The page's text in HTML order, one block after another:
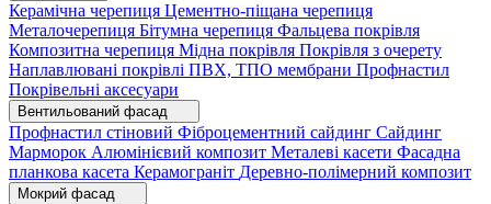
Керамічна черепиця Цементно-піщана черепиця
Металочерепиця Бітумна черепиця Фальцева покрівля
Композитна черепиця Мідна покрівля Покрівля з очерету
Наплавлювані покрівлі ПВХ, ТПО мембрани Профнастил
Покрівельні аксесуари
Вентильований фасад
Профнастил стіновий Фіброцементний сайдинг Сайдинг
Марморок Алюмінієвий композит Металеві касети Фасадна
планкова касета Керамограніт Деревно-полімерний композит
Мокрий фасад